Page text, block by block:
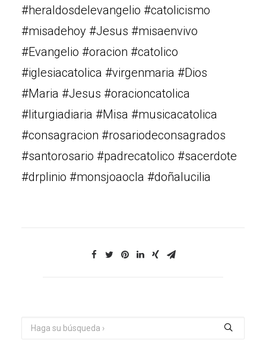
#heraldosdelevangelio #catolicismo
#misadehoy #Jesus #misaenvivo
#Evangelio #oracion #catolico
#iglesiacatolica #virgenmaria #Dios
#Maria #Jesus #oracioncatolica
#liturgiadiaria #Misa #musicacatolica
#consagracion #rosariodeconsagrados
#santorosario #padrecatolico #sacerdote
#drplinio #monsjoaocla #doñalucilia